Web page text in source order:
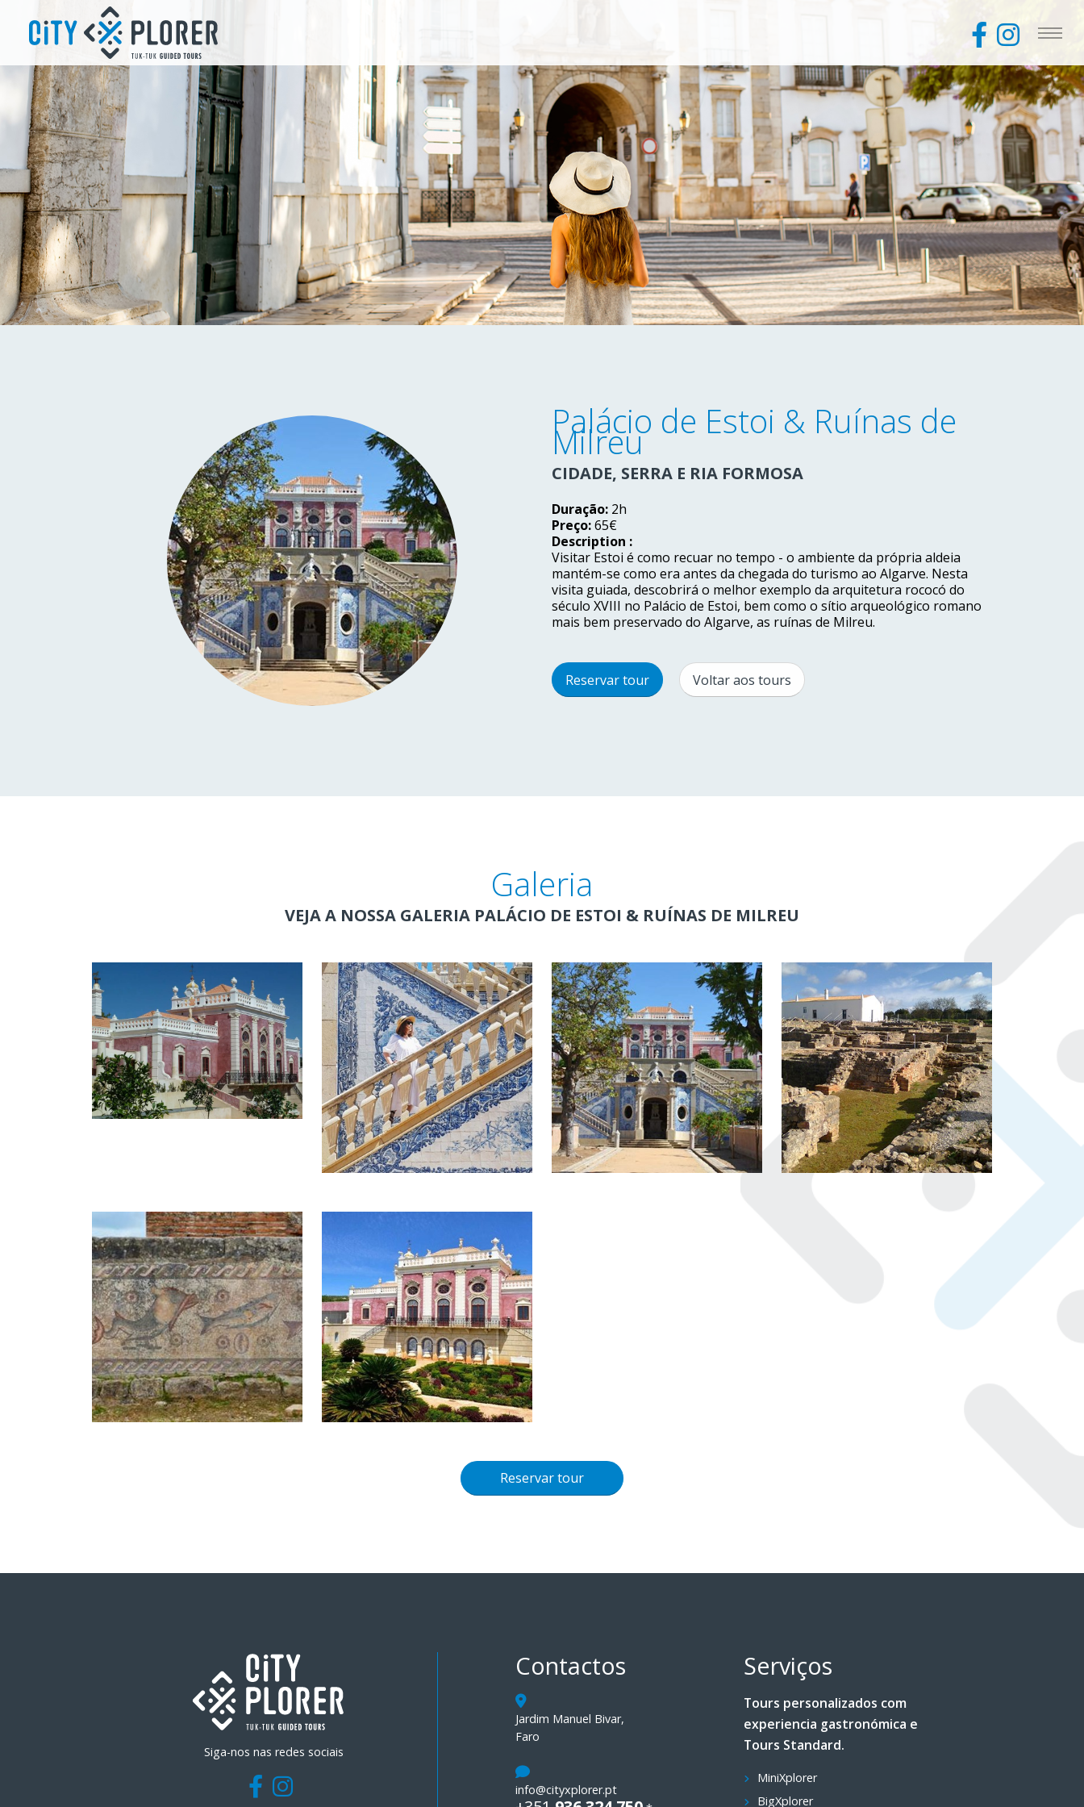
Palácio de Estoi & Ruínas de
Milreu
CIDADE, SERRA E RIA FORMOSA
Duração: 2h
Preço:65€
Description :
Visitar Estoi é como recuar no tempo - o ambiente da própria aldeia
mantém-se como era antes da chegada do turismo ao Algarve. Nesta
visita guiada, descobrirá o melhor exemplo da arquitetura rococó do
século XVIII no Palácio de Estoi, bem como o sítio arqueológico romano
mais bem preservado do Algarve, as ruínas de Milreu.
Reservar tour Voltar aos tours
Galeria
VEJA A NOSSA GALERIA PALÁCIO DE ESTOI & RUÍNAS DE MILREU
Reservar tour
Siga-nos nas redes sociais
Contactos
Jardim Manuel Bivar,
Faro
info@cityxplorer.pt
Serviços
Tours personalizados com
experiencia gastronómica e
Tours Standard.
MiniXplorer
BigXplorer